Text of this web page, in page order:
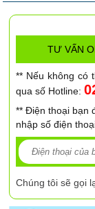
TƯ VẤN
** Nếu không có
qua số Hotline:
** Điện thoại bạn
nhập số điện
Chúng tôi sẽ gọi